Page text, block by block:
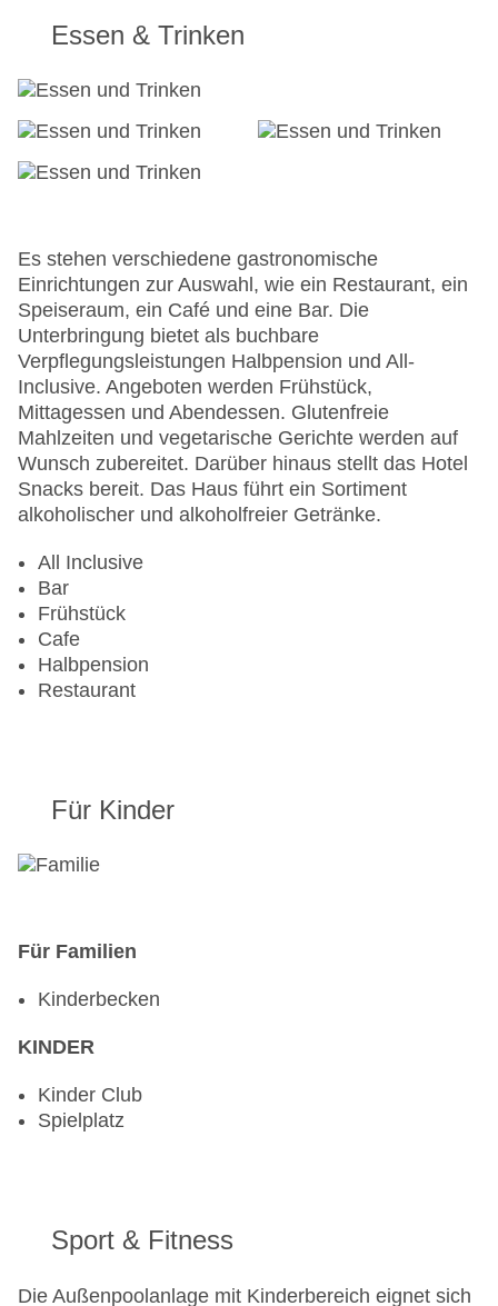
Landeskategorie: 3 Sterne
Essen & Trinken
Es stehen verschiedene gastronomische
Einrichtungen zur Auswahl, wie ein Restaurant, ein
Speiseraum, ein Café und eine Bar. Die
Unterbringung bietet als buchbare
Verpflegungsleistungen Halbpension und All-
Inclusive. Angeboten werden Frühstück,
Mittagessen und Abendessen. Glutenfreie
Mahlzeiten und vegetarische Gerichte werden auf
Wunsch zubereitet. Darüber hinaus stellt das Hotel
Snacks bereit. Das Haus führt ein Sortiment
alkoholischer und alkoholfreier Getränke.
All Inclusive
Bar
Frühstück
Cafe
Halbpension
Restaurant
Für Kinder
Für Familien
Kinderbecken
KINDER
Kinder Club
Spielplatz
Sport & Fitness
Die Außenpoolanlage mit Kinderbereich eignet sich